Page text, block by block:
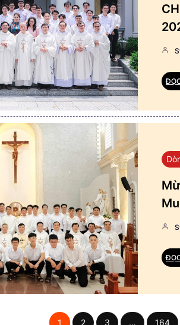
1 2 3 … 164